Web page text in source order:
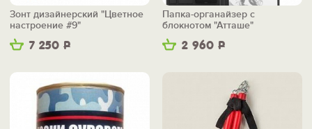
7 250 Р
Зонт дизайнерский "Цветное
настроение #9"
2 960 Р
Папка-органайзер с
блокнотом "Атташе"